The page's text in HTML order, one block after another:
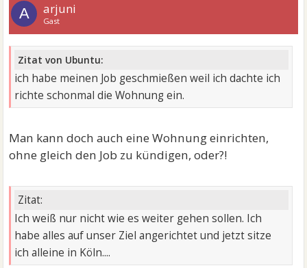
A arjuni
Gast
Zitat von Ubuntu:
ich habe meinen Job geschmießen weil ich dachte ich
richte schonmal die Wohnung ein.
Man kann doch auch eine Wohnung einrichten,
ohne gleich den Job zu kündigen, oder?!
Zitat:
Ich weiß nur nicht wie es weiter gehen sollen. Ich
habe alles auf unser Ziel angerichtet und jetzt sitze
ich alleine in Köln....